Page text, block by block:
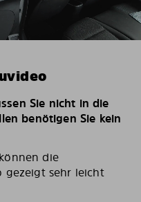
Sie nicht in die
benötigen Sie kein
die
gezeigt sehr leicht